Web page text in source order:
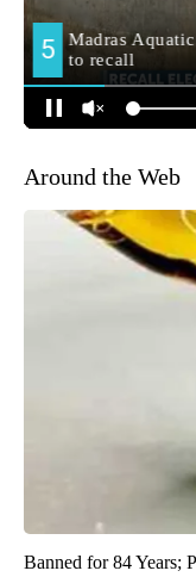
Around the Web
Banned for 84 Years;